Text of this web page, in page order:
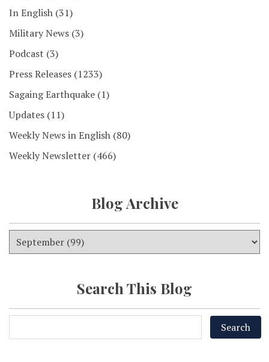
In English (31)
Military News (3)
Podcast (3)
Press Releases (1233)
Sagaing Earthquake (1)
Updates (11)
Weekly News in English (80)
Weekly Newsletter (466)
Blog Archive
Search This Blog